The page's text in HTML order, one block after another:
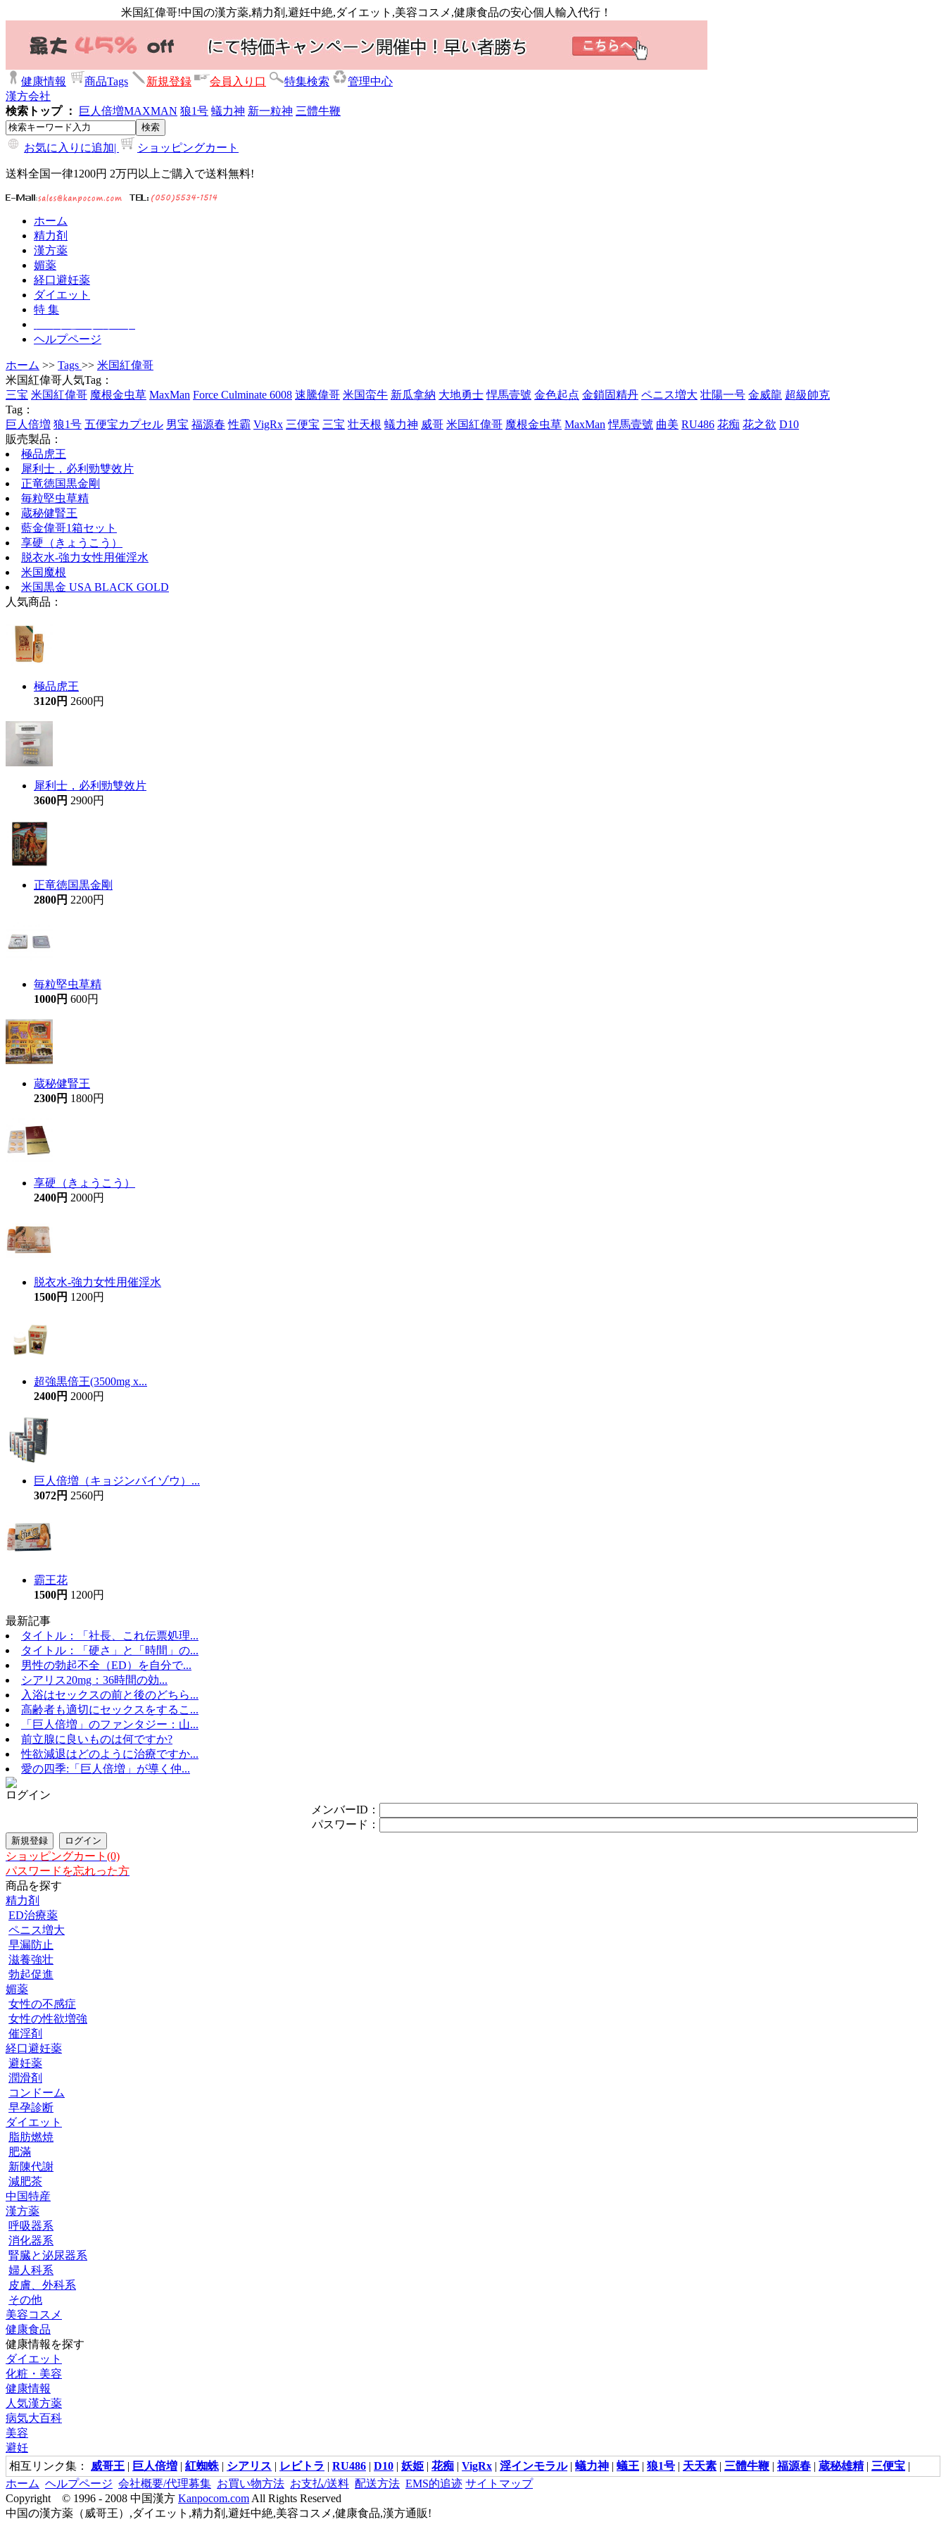
米国紅偉哥!中国の漢方薬,精力剤,避妊中絶,ダイエット,美容コスメ,健康食品の安心個人輸入代行！
健康情報 商品Tags 新規登録 会員入り口 特集検索
管理中心
漢方会社
検索トップ ：
巨人倍増MAXMAN 狼1号 蟻力神 新一粒神 三體牛鞭
お気に入りに追加| ショッピングカート
送料全国一律1200円 2万円以上ご購入で送料無料!
ホーム
精力剤
漢方薬
媚薬
経口避妊薬
ダイエット
特 集
ヘルプページ
ホーム >> Tags >> 米国紅偉哥
米国紅偉哥人気Tag：
三宝 米国紅偉哥 魔根金虫草 MaxMan Force Culminate 6008 速騰偉哥 米国蛮牛 新瓜拿納 大地勇士 悍馬壹號 金色起点 金鎖固精丹 ペニス増大 壮陽一号 金威龍 超級帥克
Tag：
巨人倍増 狼1号 五便宝カプセル 男宝 福源春 性霸 VigRx 三便宝 三宝 壮天根 蟻力神 威哥 米国紅偉哥 魔根金虫草 MaxMan 悍馬壹號 曲美 RU486 花痴 花之欲 D10
販売製品：
極品虎王
犀利士，必利勁雙效片
正竜徳国黒金剛
毎粒堅虫草精
蔵秘健腎王
藍金偉哥1箱セット
享硬（きょうこう）
脱衣水-強力女性用催淫水
米国魔根
米国黒金 USA BLACK GOLD
人気商品：
極品虎王
3120円 2600円
犀利士，必利勁雙效片
3600円 2900円
正竜徳国黒金剛
2800円 2200円
毎粒堅虫草精
1000円 600円
蔵秘健腎王
2300円 1800円
享硬（きょうこう）
2400円 2000円
脱衣水-強力女性用催淫水
1500円 1200円
超強黒倍王(3500mg x...
2400円 2000円
巨人倍増（キョジンバイゾウ）...
3072円 2560円
霸王花
1500円 1200円
最新記事
タイトル：「社長、これ伝票処理...
タイトル：「硬さ」と「時間」の...
男性の勃起不全（ED）を自分で...
シアリス20mg：36時間の効...
入浴はセックスの前と後のどちら...
高齢者も適切にセックスをするこ...
「巨人倍増」のファンタジー：山...
前立腺に良いものは何ですか?
性欲減退はどのように治療ですか...
愛の四季:「巨人倍増」が導く仲...
ログイン
メンバーID：
パスワード：
ショッピングカート(0)
パスワードを忘れった方
商品を探す
精力剤
ED治療薬
ペニス増大
早漏防止
滋養強壮
勃起促進
媚薬
女性の不感症
女性の性欲増強
催淫剤
経口避妊薬
避妊薬
潤滑剤
コンドーム
早孕診断
ダイエット
脂肪燃焼
肥滿
新陳代謝
減肥茶
中国特産
漢方薬
呼吸器系
消化器系
腎臓と泌尿器系
婦人科系
皮膚、外科系
その他
美容コスメ
健康食品
健康情報を探す
ダイエット
化粧・美容
健康情報
人気漢方薬
病気大百科
美容
避妊
相互リンク集： 威哥王 | 巨人倍増 | 紅蜘蛛 | シアリス | レビトラ | RU486 | D10 | 妖姫 | 花痴 | VigRx | 淫インモラル| 蟻力神 | 蟻王 | 狼1号 | 天天素 | 三體牛鞭 |福源春 | 蔵秘雄精| 三便宝 |
ホーム ヘルプページ 会社概要/代理募集 お買い物方法 お支払/送料 配送方法 EMS的追迹 サイトマップ
Copyright © 1996 - 2008 中国漢方 Kanpocom.com All Rights Reserved
中国の漢方薬（威哥王）,ダイエット,精力剤,避妊中絶,美容コスメ,健康食品,漢方通販!